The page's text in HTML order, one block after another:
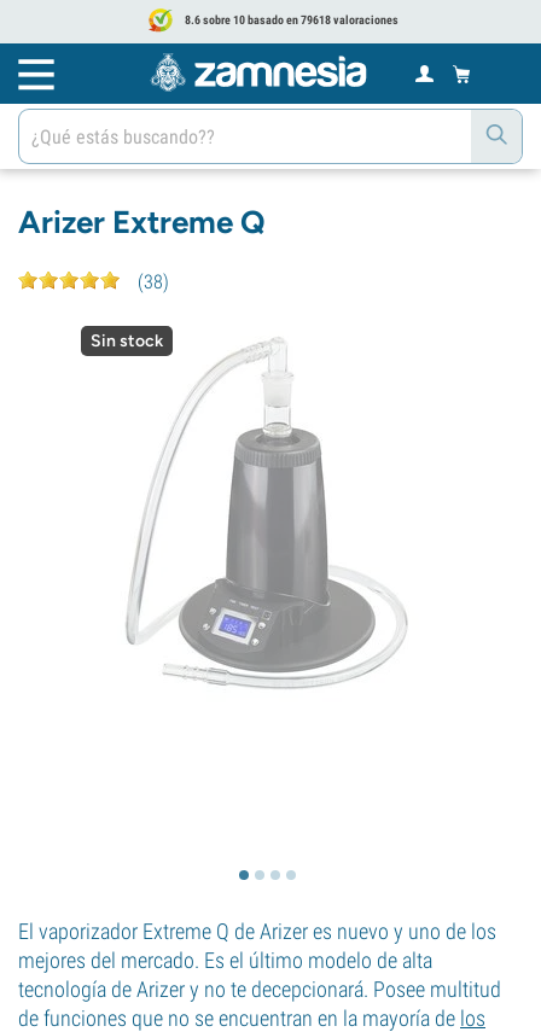
8.6 sobre 10 basado en 79618 valoraciones
Arizer Extreme Q
(38)
Sin stock
El vaporizador Extreme Q de Arizer es nuevo y uno de los
mejores del mercado. Es el último modelo de alta
tecnología de Arizer y no te decepcionará. Posee multitud
de funciones que no se encuentran en la mayoría de los